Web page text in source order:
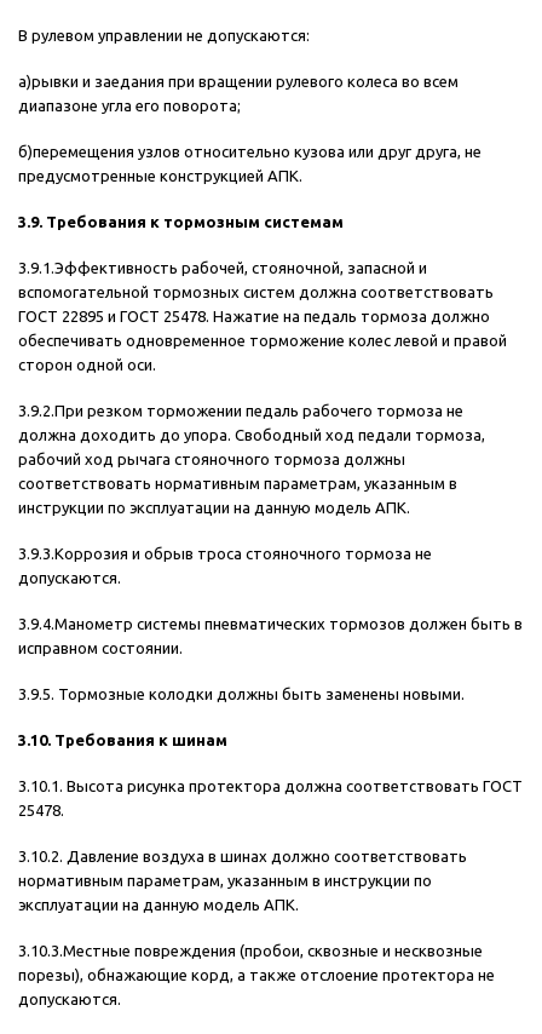
В рулевом управлении не допускаются:
а)рывки и заедания при вращении рулевого колеса во всем
диапазоне угла его поворота;
б)перемещения узлов относительно кузова или друг друга, не
предусмотренные конструкцией АПК.
3.9. Требования к тормозным системам
3.9.1.Эффективность рабочей, стояночной, запасной и
вспомогательной тормозных систем должна соответствовать
ГОСТ 22895 и ГОСТ 25478. Нажатие на педаль тормоза должно
обеспечивать одновременное торможение колес левой и правой
сторон одной оси.
3.9.2.При резком торможении педаль рабочего тормоза не
должна доходить до упора. Свободный ход педали тормоза,
рабочий ход рычага стояночного тормоза должны
соответствовать нормативным параметрам, указанным в
инструкции по эксплуатации на данную модель АПК.
3.9.3.Коррозия и обрыв троса стояночного тормоза не
допускаются.
3.9.4.Манометр системы пневматических тормозов должен быть в
исправном состоянии.
3.9.5. Тормозные колодки должны быть заменены новыми.
3.10. Требования к шинам
3.10.1. Высота рисунка протектора должна соответствовать ГОСТ
25478.
3.10.2. Давление воздуха в шинах должно соответствовать
нормативным параметрам, указанным в инструкции по
эксплуатации на данную модель АПК.
3.10.3.Местные повреждения (пробои, сквозные и несквозные
порезы), обнажающие корд, а также отслоение протектора не
допускаются.